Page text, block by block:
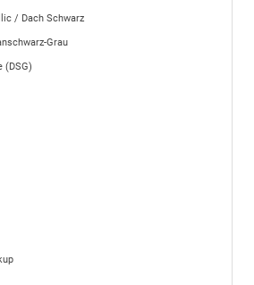
/ Dach Schwarz
Grau
(DSG)